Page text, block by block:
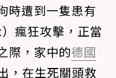
時遭到一隻患有
瘋狂攻擊，正當
際，家中的德國
，在生死關頭救